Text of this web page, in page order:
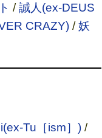
/誠人(ex-DEUS
CRAZY)/妖
Tu［ism］)/